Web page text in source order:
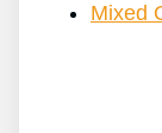
Mixed